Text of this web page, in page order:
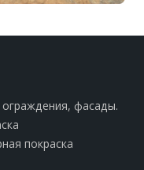
фасады.
покраска